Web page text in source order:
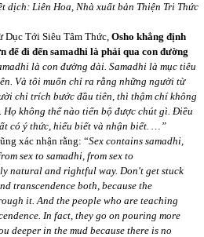
dịch: Liên Hoa, Nhà xuất bản Thiện Tri Thức
Dục Tới Siêu Tâm Thức, Osho khẳng định
để đi đến samadhi là phải qua con đường
là con đường dài. Samadhi là mục tiêu
Và tôi muốn chỉ ra rằng những người từ
chỉ trích bước đầu tiên, thì thậm chí không
không thể nào tiến bộ được chút gì. Điều
có ý thức, hiểu biết và nhận biết. …”
xác nhận rằng: “Sex contains samadhi,
sex to samadhi, from sex to
natural and rightful way. Don't get stuck
transcendence both, because the
it. And the people who are teaching
In fact, they go on pouring more
deeper in the mud because there is no